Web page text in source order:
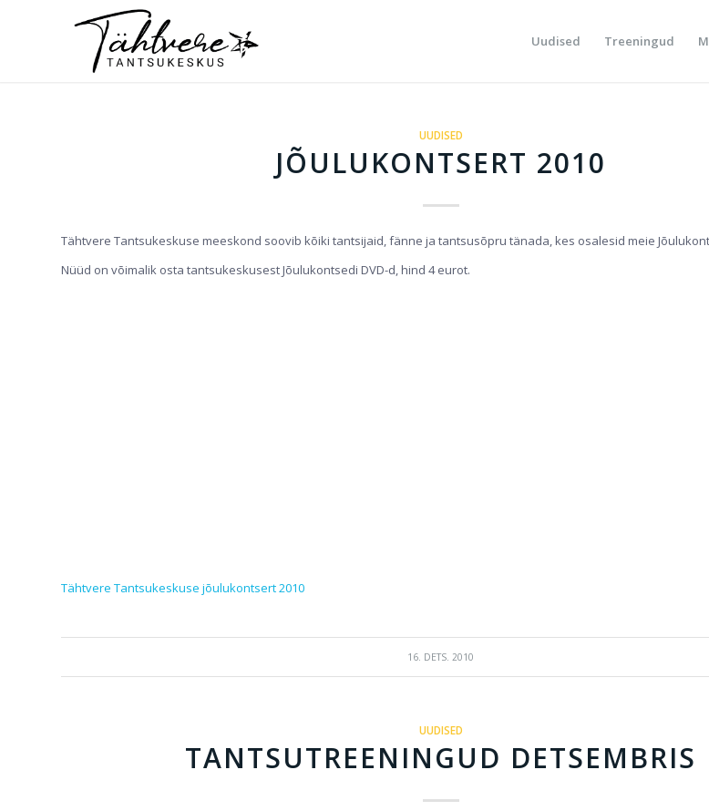
Uudised Treeningud
UUDISED
JÕULUKONTSERT 2010
Tähtvere Tantsukeskuse meeskond soovib kõiki tantsijaid, fänne ja tantsusõpru tänada, kes osalesid meie
Nüüd on võimalik osta tantsukeskusest Jõulukontsedi DVD-d, hind 4 eurot.
Tähtvere Tantsukeskuse jõulukontsert 2010
16. DETS. 2010
UUDISED
TANTSUTREENINGUD DETSEMBRIS